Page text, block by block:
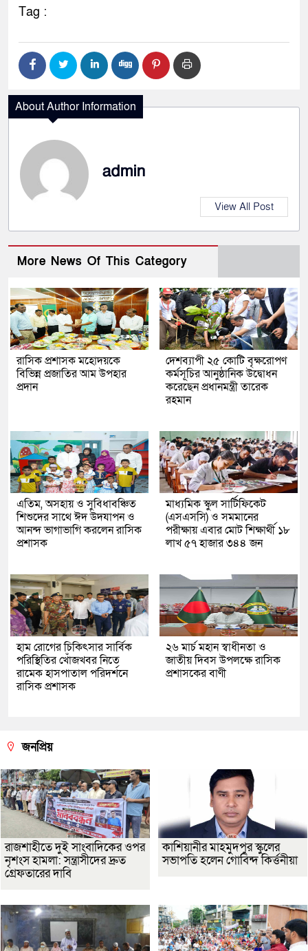
Tag :
About Author Information
admin
View All Post
More News Of This Category
রাসিক প্রশাসক মহোদয়কে
বিভিন্ন প্রজাতির আম উপহার
প্রদান
দেশব্যাপী ২৫ কোটি বৃক্ষরোপণ
কর্মসূচির আনুষ্ঠানিক উদ্বোধন
করেছেন প্রধানমন্ত্রী তারেক
রহমান
এতিম, অসহায় ও সুবিধাবঞ্চিত
শিশুদের সাথে ঈদ উদযাপন ও
আনন্দ ভাগাভাগি করলেন রাসিক
প্রশাসক
মাধ্যমিক স্কুল সার্টিফিকেট
(এসএসসি) ও সমমানের
পরীক্ষায় এবার মোট শিক্ষার্থী ১৮
লাখ ৫৭ হাজার ৩৪৪ জন
হাম রোগের চিকিৎসার সার্বিক
পরিস্থিতির খোঁজখবর নিতে
রামেক হাসপাতাল পরিদর্শনে
রাসিক প্রশাসক
২৬ মার্চ মহান স্বাধীনতা ও
জাতীয় দিবস উপলক্ষে রাসিক
প্রশাসকের বাণী
জনপ্রিয়
রাজশাহীতে দুই সাংবাদিকের ওপর
নৃশংস হামলা: সন্ত্রাসীদের দ্রুত
গ্রেফতারের দাবি
কাশিয়ানীর মাহমুদপুর স্কুলের
সভাপতি হলেন গোবিন্দ কির্ত্তনীয়া